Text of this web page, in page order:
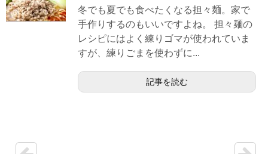
冬でも夏でも食べたくなる担々麺。家で
手作りするのもいいですよね。 担々麺の
レシピにはよく練りゴマが使われていま
すが、練りごまを使わずに...
記事を読む